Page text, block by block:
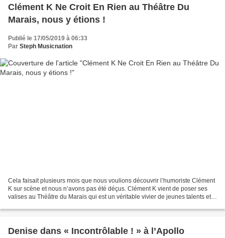
Clément K Ne Croit En Rien au Théâtre Du
Marais, nous y étions !
Publié le 17/05/2019 à 06:33
Par Steph Musicnation
Cela faisait plusieurs mois que nous voulions découvrir l’humoriste Clément
K sur scène et nous n’avons pas été déçus. Clément K vient de poser ses
valises au Théâtre du Marais qui est un véritable vivier de jeunes talents et
Denise dans « Incontrôlable ! » à l’Apollo